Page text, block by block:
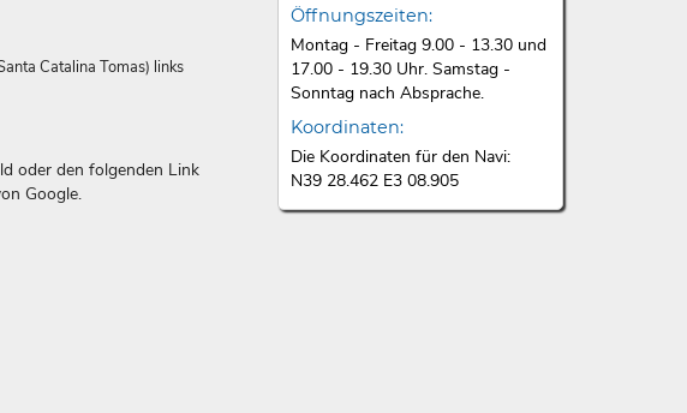
Öffnungszeiten:
Montag - Freitag 9.00 - 13.30 und
17.00 - 19.30 Uhr. Samstag -
Sonntag nach Absprache.
Koordinaten:
Die Koordinaten für den Navi:
N39 28.462 E3 08.905
Catalina Tomas) links
oder den folgenden Link
Google.